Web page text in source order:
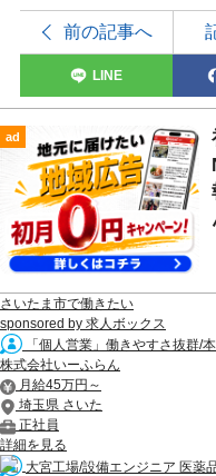
前の記事へ
LINE
ad
さいたま市で働きたい
sponsored by 求人ボックス
「個人営業」働きやすさ抜群/
株式会社いーふらん
月給45万円～
埼玉県 さいた
正社員
詳細を見る
大宮工場/設備エンジニア 医薬